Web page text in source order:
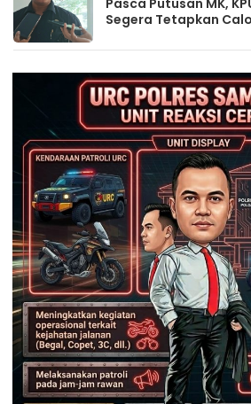
Pasca Putusan MK,
Segera Tetapkan